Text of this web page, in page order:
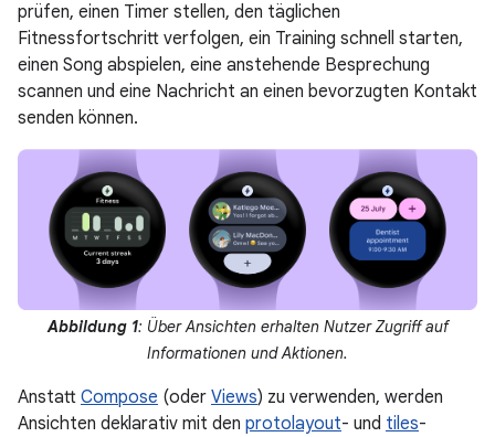
prüfen, einen Timer stellen, den täglichen
Fitnessfortschritt verfolgen, ein Training schnell starten,
einen Song abspielen, eine anstehende Besprechung
scannen und eine Nachricht an einen bevorzugten Kontakt
senden können.
Abbildung 1: Über Ansichten erhalten Nutzer Zugriff auf
Informationen und Aktionen.
Anstatt Compose (oder Views) zu verwenden, werden
Ansichten deklarativ mit den protolayout- und tiles-